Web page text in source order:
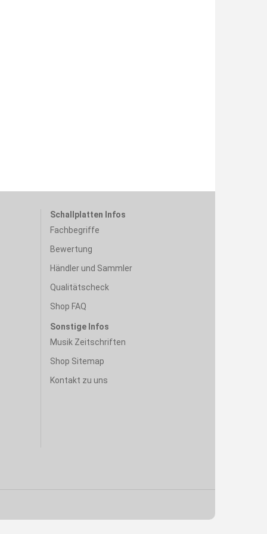
Schallplatten Infos
Fachbegriffe
Bewertung
Händler und Sammler
Qualitätscheck
Shop FAQ
Sonstige Infos
Musik Zeitschriften
Shop Sitemap
Kontakt zu uns